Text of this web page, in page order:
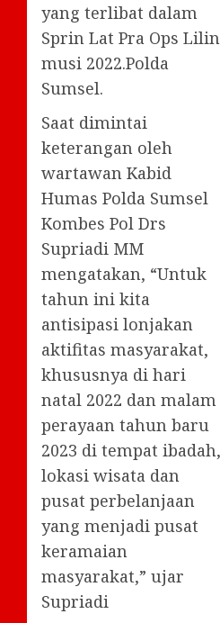
yang terlibat dalam
Sprin Lat Pra Ops Lilin
musi 2022.Polda
Sumsel.
Saat dimintai
keterangan oleh
wartawan Kabid
Humas Polda Sumsel
Kombes Pol Drs
Supriadi MM
mengatakan, “Untuk
tahun ini kita
antisipasi lonjakan
aktifitas masyarakat,
khususnya di hari
natal 2022 dan malam
perayaan tahun baru
2023 di tempat ibadah,
lokasi wisata dan
pusat perbelanjaan
yang menjadi pusat
keramaian
masyarakat,” ujar
Supriadi